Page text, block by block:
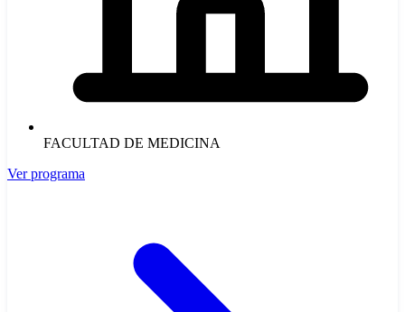
FACULTAD DE MEDICINA
Ver programa